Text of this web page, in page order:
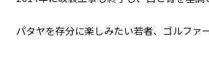
パタヤを存分に楽しみたい若者、ゴルファ